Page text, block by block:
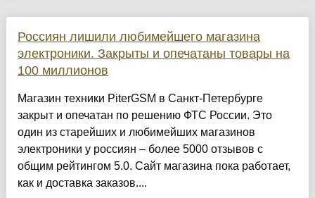
Россиян лишили любимейшего магазина
электроники. Закрыты и опечатаны товары на
100 миллионов
Магазин техники PiterGSM в Санкт-Петербурге
закрыт и опечатан по решению ФТС России. Это
один из старейших и любимейших магазинов
электроники у россиян – более 5000 отзывов с
общим рейтингом 5.0. Сайт магазина пока работает,
как и доставка заказов....